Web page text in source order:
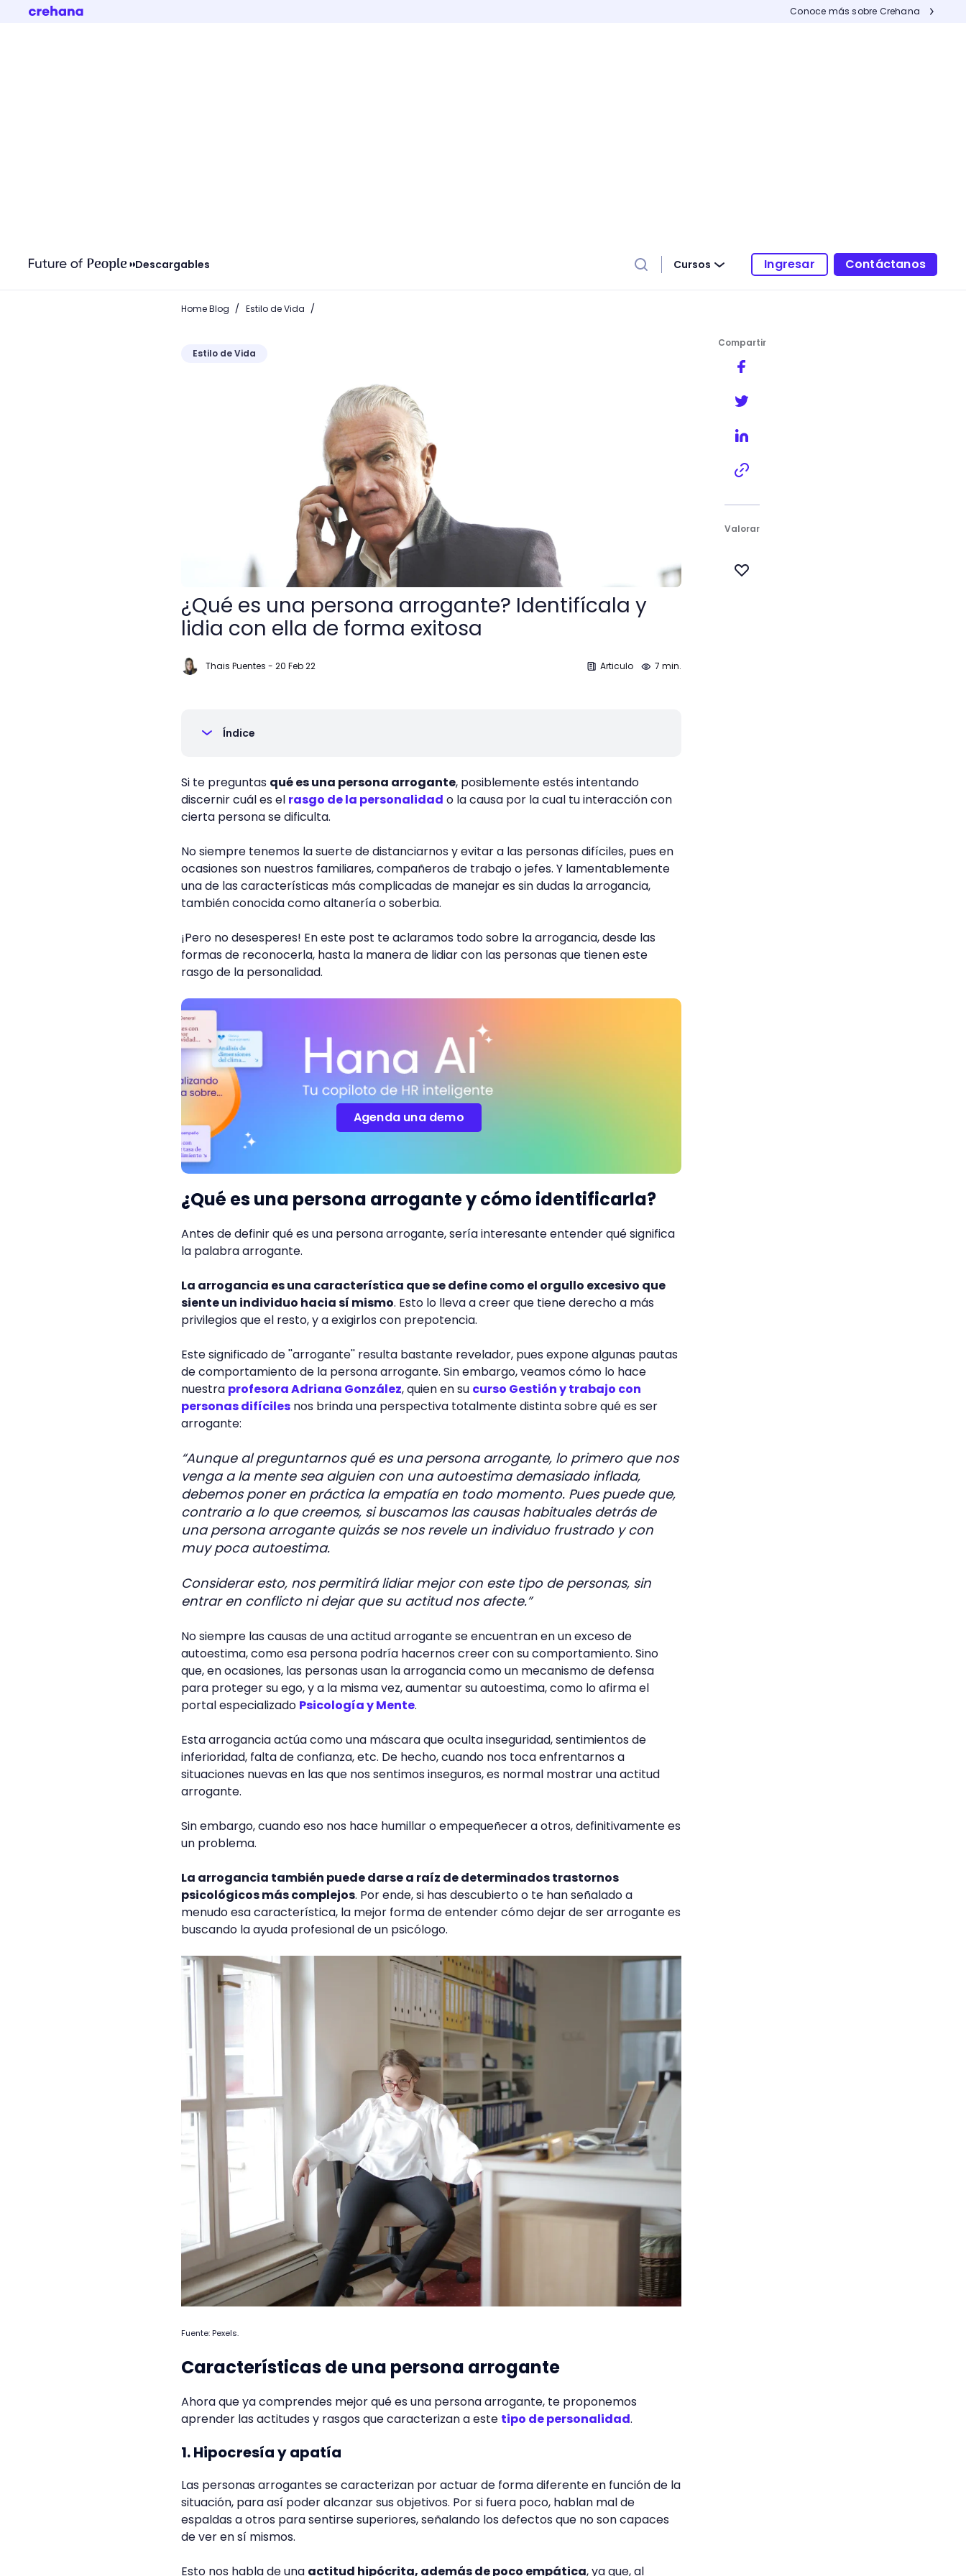
Conoce más sobre Crehana
Descargables Cursos Ingresar Contáctanos
Home Blog / Estilo de Vida /
Estilo de Vida
¿Qué es una persona arrogante? Identifícala y lidia con ella de forma exitosa
¿Qué es una persona arrogante? Identifícala y
lidia con ella de forma exitosa
Thais Puentes - 20 Feb 22 Articulo 7 min.
Índice
Si te preguntas qué es una persona arrogante, posiblemente estés intentando
discernir cuál es el rasgo de la personalidad o la causa por la cual tu interacción con
cierta persona se dificulta.
No siempre tenemos la suerte de distanciarnos y evitar a las personas difíciles, pues en
ocasiones son nuestros familiares, compañeros de trabajo o jefes. Y lamentablemente
una de las características más complicadas de manejar es sin dudas la arrogancia,
también conocida como altanería o soberbia.
¡Pero no desesperes! En este post te aclaramos todo sobre la arrogancia, desde las
formas de reconocerla, hasta la manera de lidiar con las personas que tienen este
rasgo de la personalidad.
Agenda una demo
¿Qué es una persona arrogante y cómo identificarla?
Antes de definir qué es una persona arrogante, sería interesante entender qué significa
la palabra arrogante.
La arrogancia es una característica que se define como el orgullo excesivo que
siente un individuo hacia sí mismo. Esto lo lleva a creer que tiene derecho a más
privilegios que el resto, y a exigirlos con prepotencia.
Este significado de ''arrogante'' resulta bastante revelador, pues expone algunas pautas
de comportamiento de la persona arrogante. Sin embargo, veamos cómo lo hace
nuestra profesora Adriana González, quien en su curso Gestión y trabajo con
personas difíciles nos brinda una perspectiva totalmente distinta sobre qué es ser
arrogante:
“Aunque al preguntarnos qué es una persona arrogante, lo primero que nos
venga a la mente sea alguien con una autoestima demasiado inflada,
debemos poner en práctica la empatía en todo momento. Pues puede que,
contrario a lo que creemos, si buscamos las causas habituales detrás de
una persona arrogante quizás se nos revele un individuo frustrado y con
muy poca autoestima.
Considerar esto, nos permitirá lidiar mejor con este tipo de personas, sin
entrar en conflicto ni dejar que su actitud nos afecte.”
No siempre las causas de una actitud arrogante se encuentran en un exceso de
autoestima, como esa persona podría hacernos creer con su comportamiento. Sino
que, en ocasiones, las personas usan la arrogancia como un mecanismo de defensa
para proteger su ego, y a la misma vez, aumentar su autoestima, como lo afirma el
portal especializado Psicología y Mente.
Esta arrogancia actúa como una máscara que oculta inseguridad, sentimientos de
inferioridad, falta de confianza, etc. De hecho, cuando nos toca enfrentarnos a
situaciones nuevas en las que nos sentimos inseguros, es normal mostrar una actitud
arrogante.
Sin embargo, cuando eso nos hace humillar o empequeñecer a otros, definitivamente es
un problema.
La arrogancia también puede darse a raíz de determinados trastornos
psicológicos más complejos. Por ende, si has descubierto o te han señalado a
menudo esa característica, la mejor forma de entender cómo dejar de ser arrogante es
buscando la ayuda profesional de un psicólogo.
Fuente: Pexels.
Características de una persona arrogante
Ahora que ya comprendes mejor qué es una persona arrogante, te proponemos
aprender las actitudes y rasgos que caracterizan a este tipo de personalidad.
1. Hipocresía y apatía
Las personas arrogantes se caracterizan por actuar de forma diferente en función de la
situación, para así poder alcanzar sus objetivos. Por si fuera poco, hablan mal de
espaldas a otros para sentirse superiores, señalando los defectos que no son capaces
de ver en sí mismos.
Esto nos habla de una actitud hipócrita, además de poco empática, ya que, al
Compartir
Valorar